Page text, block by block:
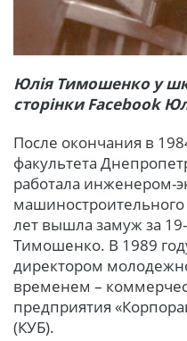
Юлія Тимошенко у
сторінки Facebook
После окончания в
факультета
работала инженером-
лет вышла замуж за
Тимошенко. В 1989
директором
временем –
предприятия
(КУБ).